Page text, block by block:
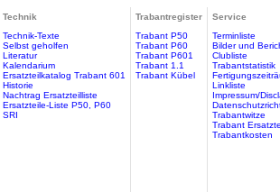
Technik
Technik-Texte
Selbst geholfen
Literatur
Kalendarium
Ersatzteilkatalog Trabant 601
Historie
Nachtrag Ersatzteilliste
Ersatzteile-Liste P50, P60
SRI
Trabantregister
Trabant P50
Trabant P60
Trabant P601
Trabant 1.1
Trabant Kübel
Service
Terminliste
Bilder und
Clubliste
Trabantstatistik
Linkliste
Impressum/
Trabantwitze
Trabant
Trabantkosten